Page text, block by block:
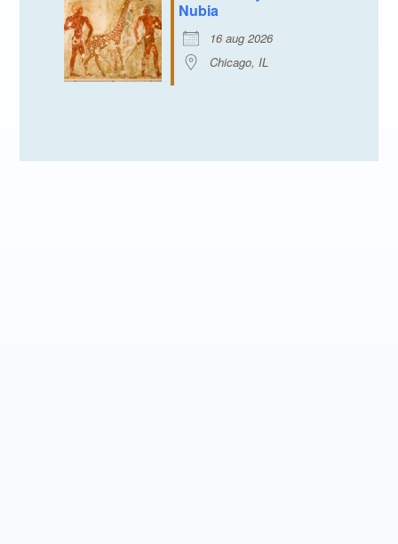
Nubia
16 aug 2026
Chicago, IL